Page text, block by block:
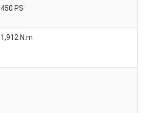
450 PS
1,912 N.m